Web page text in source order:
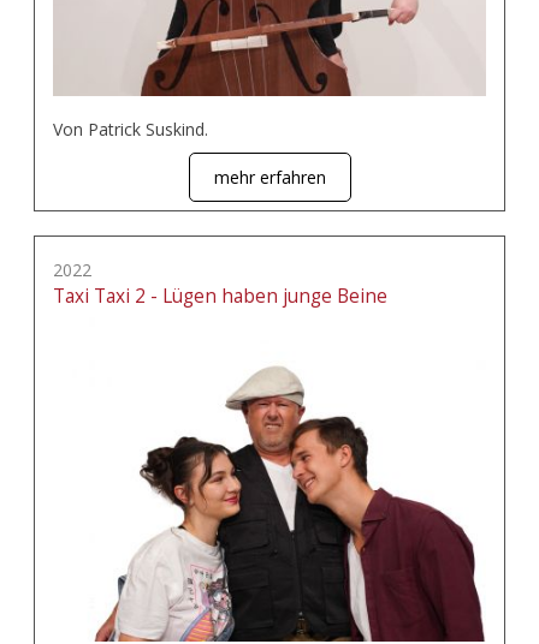
Von Patrick Suskind.
mehr erfahren
2022
Taxi Taxi 2 - Lügen haben junge Beine